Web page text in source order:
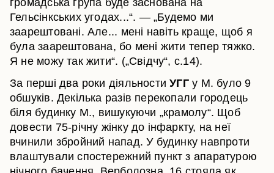
громадська група буде заснована на
Гельсінкських угодах...“. — „Будемо ми
заарештовані. Але... мені навіть краще, щоб я
була заарештована, бо мені жити тепер тяжко.
Я не можу так жити“. („Свідчу“, с.14).
За перші два роки діяльности УГГу М. було 9
обшуків. Декілька разів перекопали городець
біля будинку М., вишукуючи „крамолу“. Щоб
довести 75-річну жінку до інфаркту, на неї
вчинили збройний напад. У будинку навпроти
влаштували спостережний пункт з апаратурою